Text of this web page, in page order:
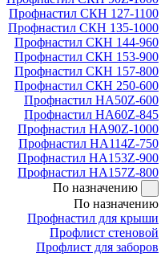
Профнастил СКН 127-1100
Профнастил СКН 135-1000
Профнастил СКН 144-960
Профнастил СКН 153-900
Профнастил СКН 157-800
Профнастил СКН 250-600
Профнастил НА50Z-600
Профнастил НА60Z-845
Профнастил НА90Z-1000
Профнастил НА114Z-750
Профнастил НА153Z-900
Профнастил НА157Z-800
По назначению
По назначению
Профнастил для крыши
Профлист стеновой
Профлист для заборов